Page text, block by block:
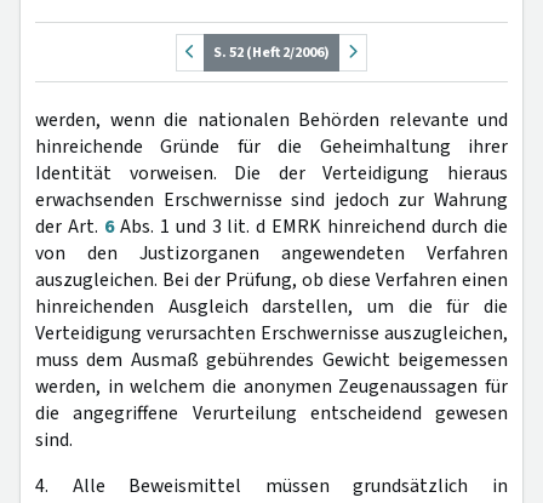
S. 52 (Heft 2/2006)
werden, wenn die nationalen Behörden relevante und
hinreichende Gründe für die Geheimhaltung ihrer
Identität vorweisen. Die der Verteidigung hieraus
erwachsenden Erschwernisse sind jedoch zur Wahrung
der Art. 6Abs. 1 und 3 lit. d EMRK hinreichend durch die
von den Justizorganen angewendeten Verfahren
auszugleichen. Bei der Prüfung, ob diese Verfahren einen
hinreichenden Ausgleich darstellen, um die für die
Verteidigung verursachten Erschwernisse auszugleichen,
muss dem Ausmaß gebührendes Gewicht beigemessen
werden, in welchem die anonymen Zeugenaussagen für
die angegriffene Verurteilung entscheidend gewesen
sind.
4. Alle Beweismittel müssen grundsätzlich in